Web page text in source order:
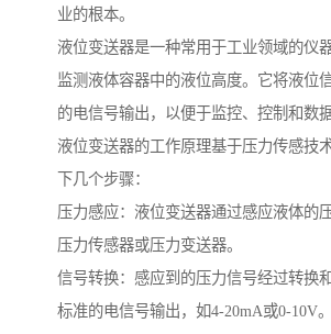
业的根本。
液位变送器是一种常用于工业领域的仪
监测液体容器中的液位高度。它将液位
的电信号输出，以便于监控、控制和数据
液位变送器的工作原理基于压力传感技
下几个步骤：
压力感应：液位变送器通过感应液体的
压力传感器或压力变送器。
信号转换：感应到的压力信号经过转换
标准的电信号输出，如4-20mA或0-10V。